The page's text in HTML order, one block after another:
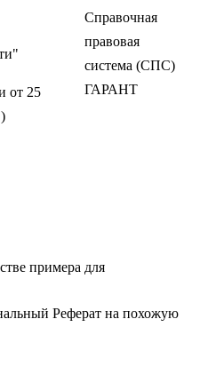
от 25
Справочная
правовая
система (СПС)
ГАРАНТ
примера для
ый Реферат на похожую